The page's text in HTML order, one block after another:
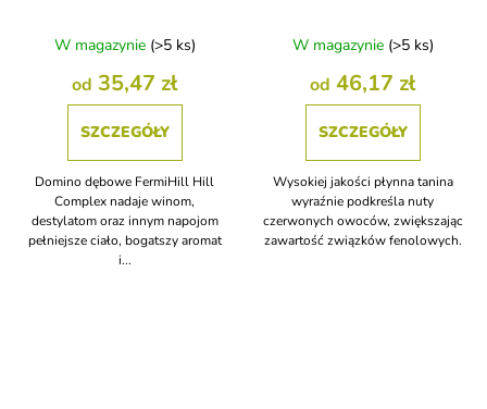
W magazynie (>5 ks)
od 35,47 zł
SZCZEGÓŁY
Domino dębowe FermiHill Hill
Complex nadaje winom,
destylatom oraz innym napojom
pełniejsze ciało, bogatszy aromat
i...
W magazynie (>5 ks)
od 46,17 zł
SZCZEGÓŁY
Wysokiej jakości płynna tanina
wyraźnie podkreśla nuty
czerwonych owoców, zwiększając
zawartość związków fenolowych.